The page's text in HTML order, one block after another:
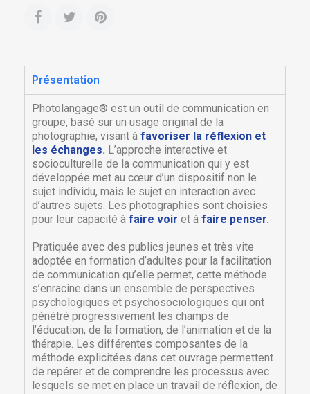
Présentation
Photolangage® est un outil de communication en
groupe, basé sur un usage original de la
photographie, visant à favoriser la réflexion et
les échanges. L’approche interactive et
socioculturelle de la communication qui y est
développée met au cœur d’un dispositif non le
sujet individu, mais le sujet en interaction avec
d’autres sujets. Les photographies sont choisies
pour leur capacité à faire voir et à faire penser.
Pratiquée avec des publics jeunes et très vite
adoptée en formation d’adultes pour la facilitation
de communication qu’elle permet, cette méthode
s’enracine dans un ensemble de perspectives
psychologiques et psychosociologiques qui ont
pénétré progressivement les champs de
l’éducation, de la formation, de l’animation et de la
thérapie. Les différentes composantes de la
méthode explicitées dans cet ouvrage permettent
de repérer et de comprendre les processus avec
lesquels se met en place un travail de réflexion, de